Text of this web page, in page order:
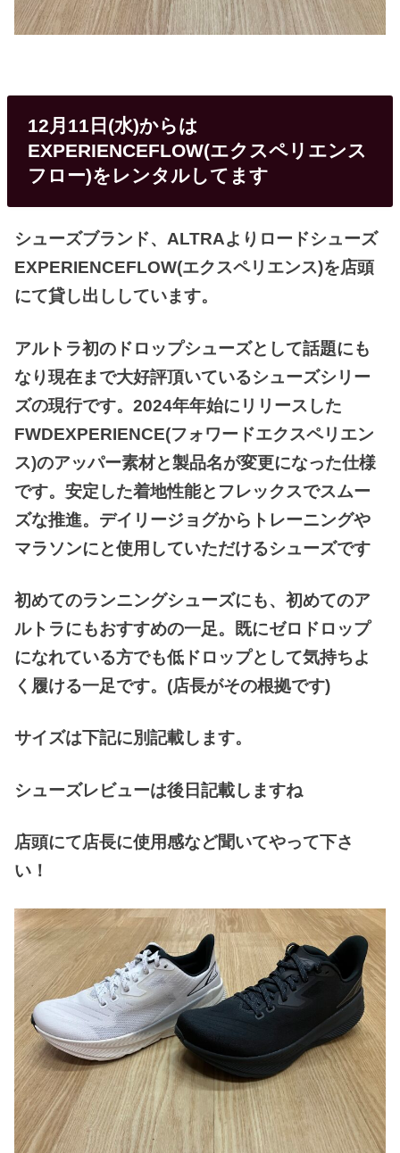
12月11日(水)からは
EXPERIENCEFLOW(エクスペリエンス
フロー)をレンタルしてます
シューズブランド、ALTRAよりロードシューズ
EXPERIENCEFLOW(エクスペリエンス)を店頭
にて貸し出ししています。
アルトラ初のドロップシューズとして話題にも
なり現在まで大好評頂いているシューズシリー
ズの現行です。2024年年始にリリースした
FWDEXPERIENCE(フォワードエクスペリエン
ス)のアッパー素材と製品名が変更になった仕様
です。安定した着地性能とフレックスでスムー
ズな推進。デイリージョグからトレーニングや
マラソンにと使用していただけるシューズです
初めてのランニングシューズにも、初めてのア
ルトラにもおすすめの一足。既にゼロドロップ
になれている方でも低ドロップとして気持ちよ
く履ける一足です。(店長がその根拠です)
サイズは下記に別記載します。
シューズレビューは後日記載しますね
店頭にて店長に使用感など聞いてやって下さ
い！